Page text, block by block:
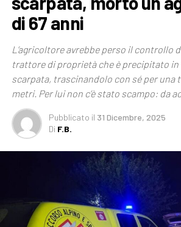
di 67 anni
L’agricoltore avrebbe perso il controllo
trattore di proprietà che è precipitato in
scarpata, trascinandolo con sé per una
metri. Per lui non c’è stato scampo: da
Pubblicato il 31 Dicembre, 2025
Di F.B.